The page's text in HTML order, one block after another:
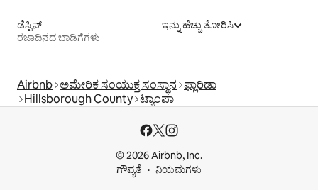
ಡೆಸ್ಟಿನ್
ರಜಾದಿನದ ಬಾಡಿಗೆಗಳು
ಇನ್ನು ಹೆಚ್ಚು ತೋರಿಸಿ
Airbnb ಅಮೇರಿಕ ಸಂಯುಕ್ತ ಸಂಸ್ಥಾನ ಫ್ಲಾರಿಡಾ
Hillsborough County ಟ್ಯಾಂಪಾ
© 2026 Airbnb, Inc.
ಗೌಪ್ಯತೆ
ನಿಯಮಗಳು